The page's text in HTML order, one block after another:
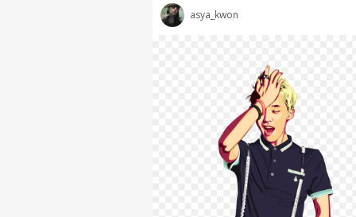
asya_kwon